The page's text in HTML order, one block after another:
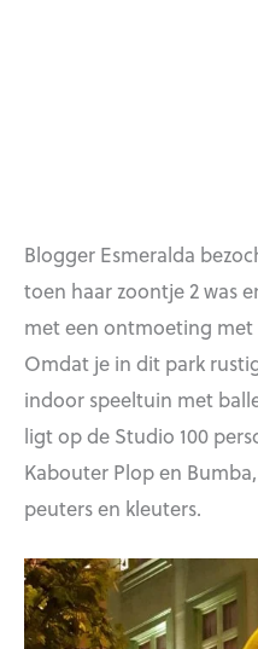
Blogger Esmeralda
toen haar zoontje 2 was
met een ontmoeting
Omdat je in dit park
indoor speeltuin met
ligt op de Studio 100
Kabouter Plop en
peuters en kleuters.